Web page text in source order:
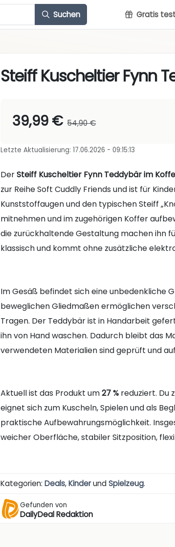
Suchen Gratis
Steiff Kuscheltier Fynn
39,99 € 54,90 €
Letzte Aktualisierung: 17.06.2026 - 09:15:13
DerSteiff Kuscheltier Fynn Teddybär im
zur Reihe Soft Cuddly Friends und ist für
Kunststoffaugen und den typischen Steiff
mitnehmen und im zugehörigen Koffer
die zurückhaltende Gestaltung machen ihn
klassisch und kommt ohne zusätzliche
Im Gesäß befindet sich eine unbedenkliche
beweglichen Gliedmaßen ermöglichen
Tragen. Der Teddybär ist in Handarbeit
ihn von Hand waschen. Dadurch bleibt das
verwendeten Materialien sind geprüft und
Aktuell ist das Produkt um27 % reduziert. Du
eignet sich zum Kuscheln, Spielen und als
praktische Aufbewahrungsmöglichkeit.
weicher Oberfläche, stabiler Sitzposition,
Kategorien:Deals,KinderundSpielzeug.
Gefunden von
DailyDeal Redaktion